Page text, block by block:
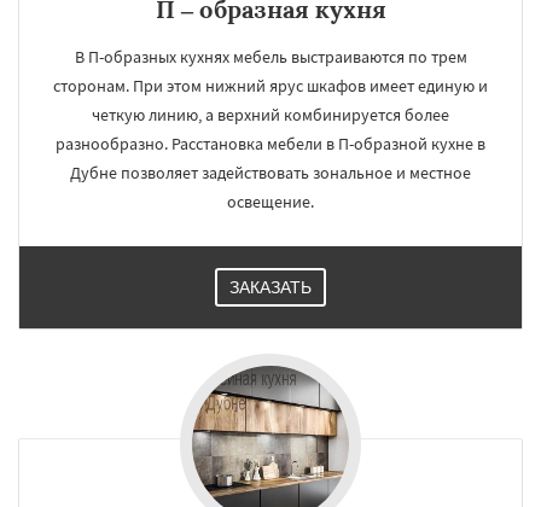
П – образная кухня
В П-образных кухнях мебель выстраиваются по трем
сторонам. При этом нижний ярус шкафов имеет единую и
четкую линию, а верхний комбинируется более
разнообразно. Расстановка мебели в П-образной кухне в
Дубне позволяет задействовать зональное и местное
освещение.
ЗАКАЗАТЬ